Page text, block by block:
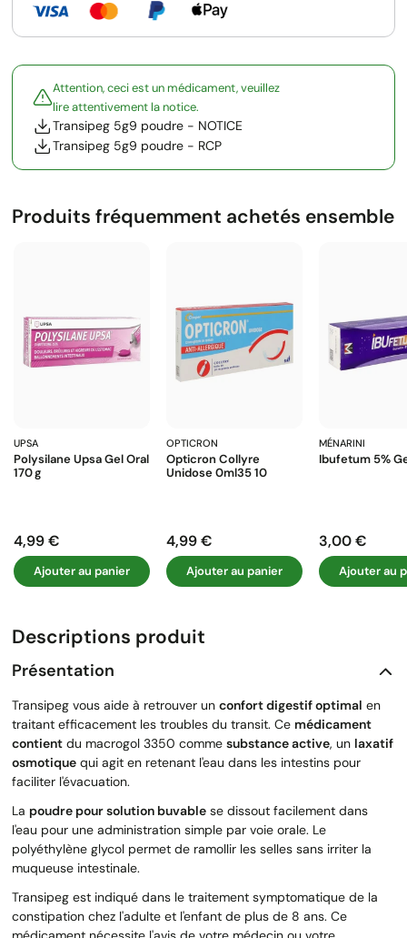
Attention, ceci est un médicament, veuillez
lire attentivement la notice.
Transipeg 5g9 poudre - NOTICE
Transipeg 5g9 poudre - RCP
Produits fréquemment achetés ensemble
UPSA
Polysilane Upsa Gel Oral
170 G
Prix
4,99 €
Ajouter au panier
OPTICRON
Opticron Collyre
Unidose 0ml35 10
Prix
4,99 €
Ajouter au panier
MÉNARINI
Ibufetum 5%
Prix
3,00 €
Ajouter au
Descriptions produit
Présentation
Transipeg vous aide à retrouver un confort digestif optimal en
traitant efficacement les troubles du transit. Ce médicament
contient du macrogol 3350 comme substance active, un laxatif
osmotique qui agit en retenant l'eau dans les intestins pour
faciliter l'évacuation.
La poudre pour solution buvable se dissout facilement dans
l'eau pour une administration simple par voie orale. Le
polyéthylène glycol permet de ramollir les selles sans irriter la
muqueuse intestinale.
Transipeg est indiqué dans le traitement symptomatique de la
constipation chez l'adulte et l'enfant de plus de 8 ans. Ce